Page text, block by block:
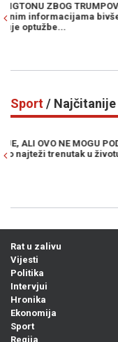
BRZI LJETNJI
salata s kuhanim
Prije 23 min
Sport/ Najčitanije
LIVNJAK
trenersku karijeru...
Rat u zalivu
Vijesti
Politika
Intervjui
Hronika
Ekonomija
Sport
Regija